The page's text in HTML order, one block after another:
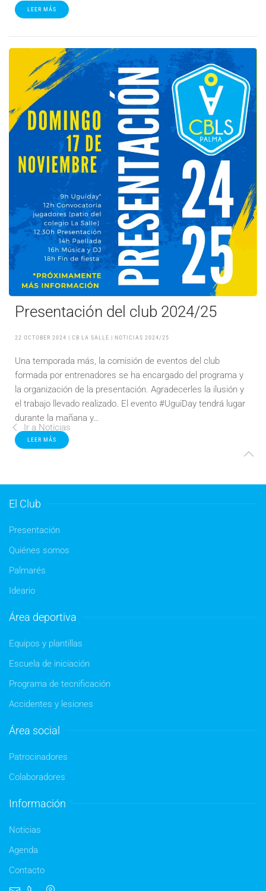
LEER MÁS
Presentación del club 2024/25
22 OCTOBER 2024 | CB LA SALLE | NOTICIAS 2024/25
Una temporada más, la comisión de eventos del club
formada por entrenadores se ha encargado del programa y
la organización de la presentación. Agradecerles la ilusión y
el trabajo llevado realizado. El evento #UguiDay tendrá lugar
durante la mañana y…
LEER MÁS
Ir a Noticias
El Club
Presentación
Quiénes somos
Palmarés
Ideario
Área deportiva
Equipos y plantillas
Escuela de iniciación
Programa de tecnificación
Accidentes y lesiones
Área social
Patrocinadores
Colaboradores
Información
Noticias
Agenda
Contacto